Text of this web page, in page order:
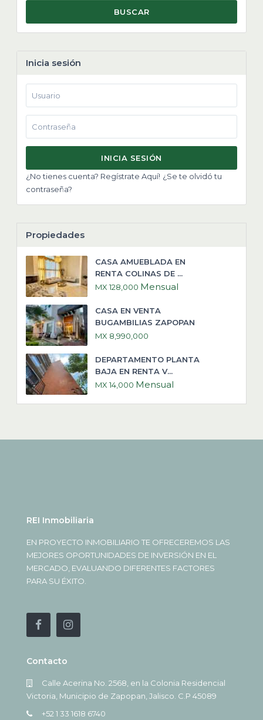
BUSCAR
Inicia sesión
INICIA SESIÓN
¿No tienes cuenta? Regístrate Aquí! ¿Se te olvidó tu
contraseña?
Propiedades
CASA AMUEBLADA EN
RENTA COLINAS DE ...
MX 128,000 Mensual
CASA EN VENTA
BUGAMBILIAS ZAPOPAN
MX 8,990,000
DEPARTAMENTO PLANTA
BAJA EN RENTA V...
MX 14,000 Mensual
REI Inmobiliaria
EN PROYECTO INMOBILIARIO TE OFRECEREMOS LAS
MEJORES OPORTUNIDADES DE INVERSIÓN EN EL
MERCADO, EVALUANDO DIFERENTES FACTORES
PARA SU ÉXITO.
Contacto
Calle Acerina No. 2568, en la Colonia Residencial
Victoria, Municipio de Zapopan, Jalisco. C.P 45089
+52 1 33 1618 6740